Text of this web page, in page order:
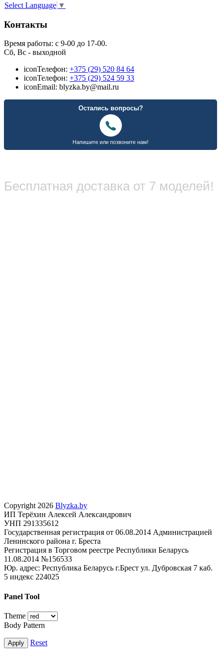
Select Language ▼
Контакты
Время работы: с 9-00 до 17-00.
Сб, Вс - выходной
iconТелефон: +375 (29) 520 84 64
iconТелефон: +375 (29) 524 59 33
iconEmail: blyzka.by@mail.ru
Бесплатная доставка от 7 моделей!
Copyright 2026 Blyzka.by
ИП Терёхин Алексей Александрович
УНП 291335612
Государственная регистрация от 06.08.2014 Администрацией
Ленинского района г. Бреста
Регистрация в Торговом реестре Республики Беларусь
11.08.2014 №156533
Юр. адрес: Республика Беларусь г.Брест ул. Дубровская 7 каб.
5 индекс 224025
Panel Tool
Theme
Body Pattern
Apply Reset